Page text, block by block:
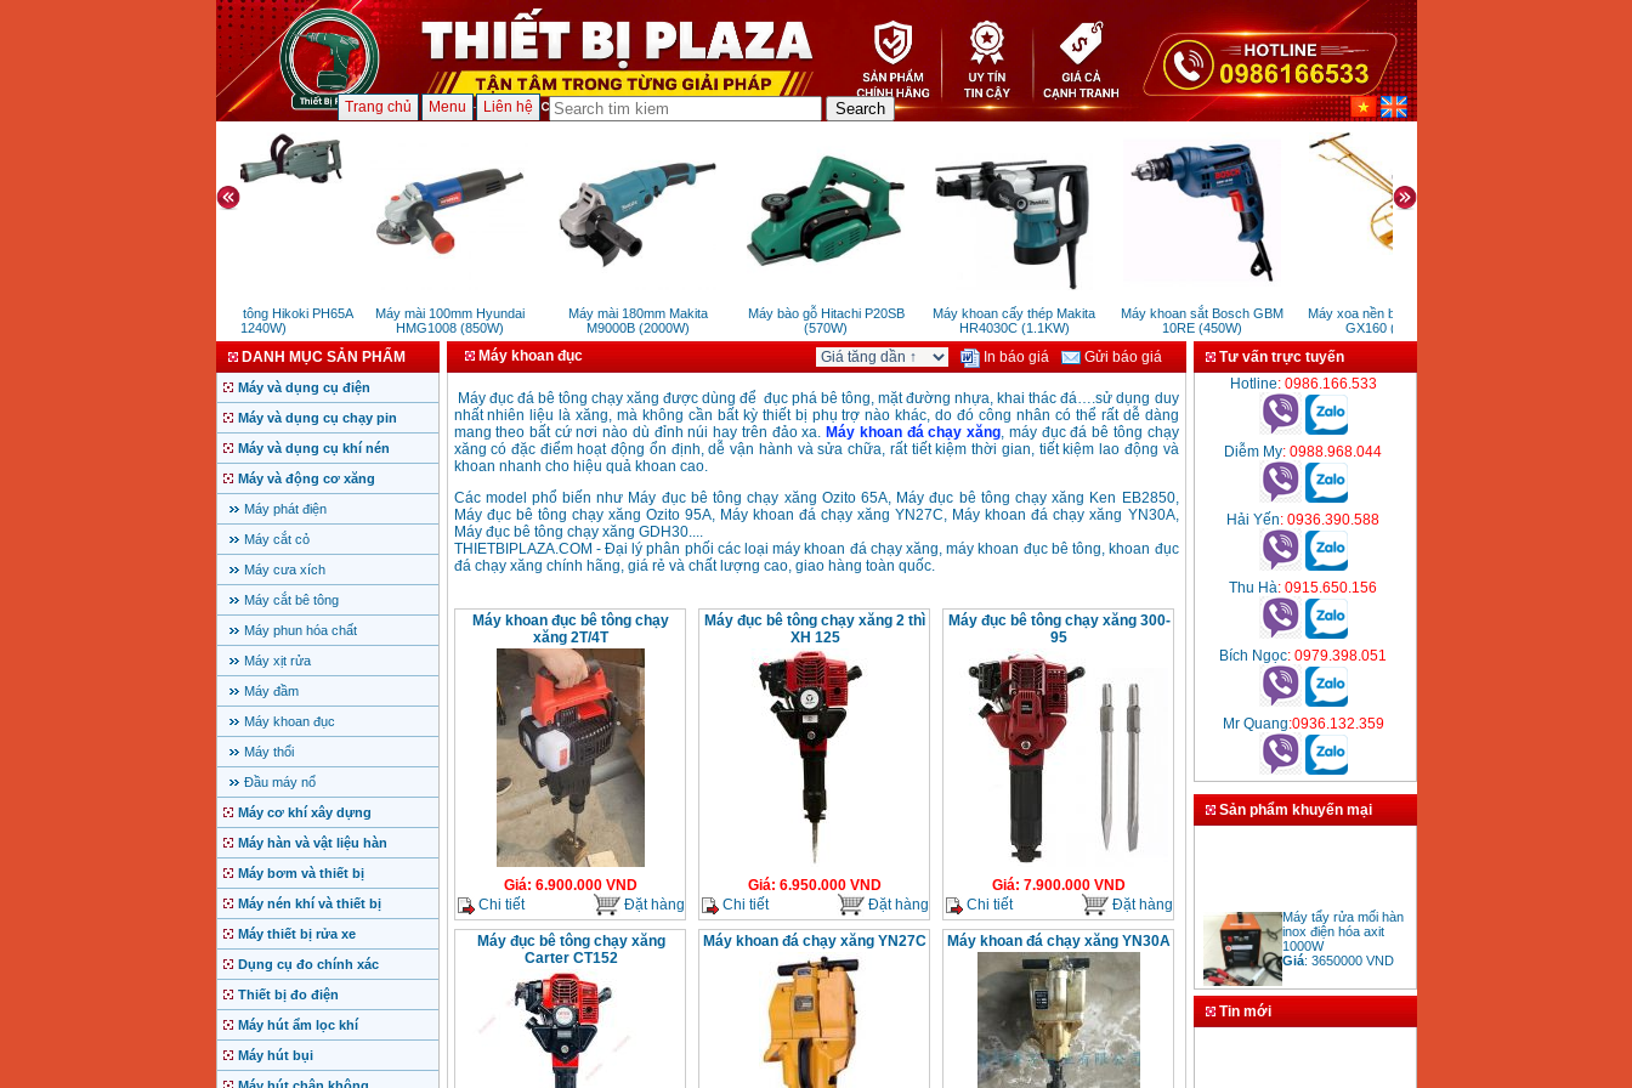
Trang chủ Menu Liên hệ
Máy đục bê tông Hikoki PH65A
(1240W)
Máy mài 100mm Hyundai
HMG1008 (850W)
Máy mài 180mm Makita
M9000B (2000W)
Máy bào gỗ Hitachi P20SB
(570W)
Máy khoan cấy thép Makita
HR4030C (1.1KW)
Máy khoan sắt Bosch GBM
10RE (450W)
Máy xoa nền bê tông Honda
GX160 (5.5HP)
DANH MỤC SẢN PHẨM
Máy và dụng cụ điện
Máy và dụng cụ chạy pin
Máy và dụng cụ khí nén
Máy và động cơ xăng
Máy phát điện
Máy cắt cỏ
Máy cưa xích
Máy cắt bê tông
Máy phun hóa chất
Máy xịt rửa
Máy đầm
Máy khoan đục
Máy thổi
Đầu máy nổ
Máy cơ khí xây dựng
Máy hàn và vật liệu hàn
Máy bơm và thiết bị
Máy nén khí và thiết bị
Máy thiết bị rửa xe
Dụng cụ đo chính xác
Thiết bị đo điện
Máy hút ẩm lọc khí
Máy hút bụi
Máy khoan đục In báo giá Gửi báo giá
Máy đục đá bê tông chạy xăng được dùng để đục phá bê tông, mặt đường nhựa, khai thác đá….sử dụng duy
nhất nhiên liệu là xăng, mà không cần bất kỳ thiết bị phụ trợ nào khác, do đó công nhân có thể rất dễ dàng
mang theo bất cứ nơi nào dù đỉnh núi hay trên đảo xa. Máy khoan đá chạy xăng, máy đục đá bê tông chạy
xăng có đặc điểm hoạt động ổn định, dễ vận hành và sửa chữa, rất tiết kiệm thời gian, tiết kiệm lao động và
khoan nhanh cho hiệu quả khoan cao.
Các model phổ biến như Máy đục bê tông chạy xăng Ozito 65A, Máy đục bê tông chạy xăng Ken EB2850,
Máy đục bê tông chạy xăng Ozito 95A, Máy khoan đá chạy xăng YN27C, Máy khoan đá chạy xăng YN30A,
Máy đục bê tông chạy xăng GDH30....
THIETBIPLAZA.COM - Đại lý phân phối các loại máy khoan đá chạy xăng, máy khoan đục bê tông, khoan đục
đá chạy xăng chính hãng, giá rẻ và chất lượng cao, giao hàng toàn quốc.
Máy khoan đục bê tông chạy
xăng 2T/4T
Giá: 6.900.000 VND
Chi tiết
Đặt hàng
Máy đục bê tông chạy xăng 2 thì
XH 125
Giá: 6.950.000 VND
Chi tiết
Đặt hàng
Máy đục bê tông chạy xăng 300-
95
Giá: 7.900.000 VND
Chi tiết
Đặt hàng
Máy đục bê tông chạy xăng
Carter CT152
Máy khoan đá chạy xăng YN27C Máy khoan đá chạy xăng YN30A
Tư vấn trực tuyến
Hotline: 0986.166.533
Diễm My: 0988.968.044
Hải Yến: 0936.390.588
Thu Hà: 0915.650.156
Bích Ngọc: 0979.398.051
Mr Quang:0936.132.359
Sản phẩm khuyến mại
Máy tẩy rửa mối hàn
inox điện hóa axit
1000W
Giá:3650000
Tin mới